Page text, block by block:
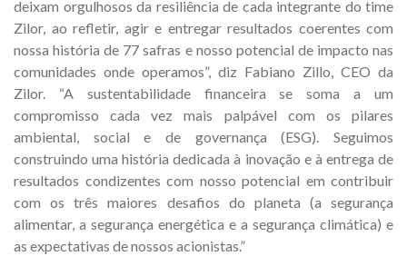
deixam orgulhosos da resiliência de cada integrante do time
Zilor, ao refletir, agir e entregar resultados coerentes com
nossa história de 77 safras e nosso potencial de impacto nas
comunidades onde operamos”, diz Fabiano Zillo, CEO da
Zilor. “A sustentabilidade financeira se soma a um
compromisso cada vez mais palpável com os pilares
ambiental, social e de governança (ESG). Seguimos
construindo uma história dedicada à inovação e à entrega de
resultados condizentes com nosso potencial em contribuir
com os três maiores desafios do planeta (a segurança
alimentar, a segurança energética e a segurança climática) e
as expectativas de nossos acionistas.”